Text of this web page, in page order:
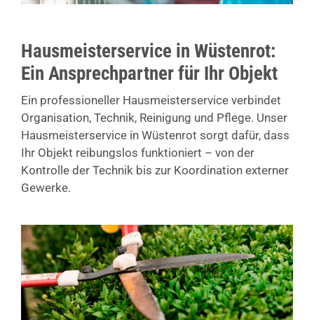
Hausmeisterservice in Wüstenrot:
Ein Ansprechpartner für Ihr Objekt
Ein professioneller Hausmeisterservice verbindet
Organisation, Technik, Reinigung und Pflege. Unser
Hausmeisterservice in Wüstenrot sorgt dafür, dass
Ihr Objekt reibungslos funktioniert – von der
Kontrolle der Technik bis zur Koordination externer
Gewerke.